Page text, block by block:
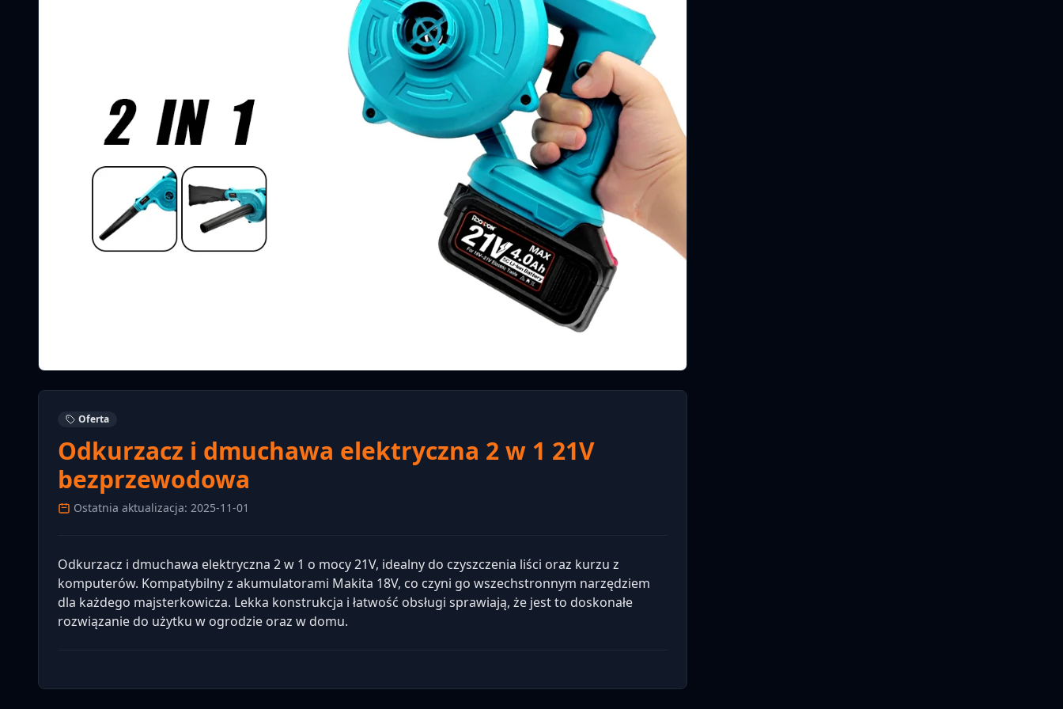
Oferta
Odkurzacz i dmuchawa elektryczna 2 w 1 21V
bezprzewodowa
Ostatnia aktualizacja: 2025-11-01
Odkurzacz i dmuchawa elektryczna 2 w 1 o mocy 21V, idealny do czyszczenia liści oraz kurzu z
komputerów. Kompatybilny z akumulatorami Makita 18V, co czyni go wszechstronnym narzędziem
dla każdego majsterkowicza. Lekka konstrukcja i łatwość obsługi sprawiają, że jest to doskonałe
rozwiązanie do użytku w ogrodzie oraz w domu.